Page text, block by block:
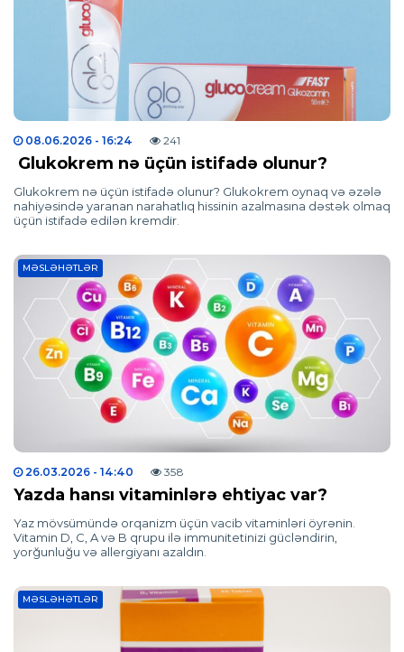
08.06.2026 - 16:24 241
Glukokrem nə üçün istifadə olunur?
Glukokrem nə üçün istifadə olunur? Glukokrem oynaq və əzələ
nahiyəsində yaranan narahatlıq hissinin azalmasına dəstək olmaq
üçün istifadə edilən kremdir.
MƏSLƏHƏTLƏR
26.03.2026 - 14:40 358
Yazda hansı vitaminlərə ehtiyac var?
Yaz mövsümündə orqanizm üçün vacib vitaminləri öyrənin.
Vitamin D, C, A və B qrupu ilə immunitetinizi gücləndirin,
yorğunluğu və allergiyanı azaldın.
MƏSLƏHƏTLƏR